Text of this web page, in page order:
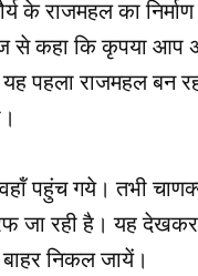
के राजमहल का
कहा कि कृपया आप
पहला राजमहल बन
पहुंच गये। तभी
जा रही है। यह
निकल जायें।